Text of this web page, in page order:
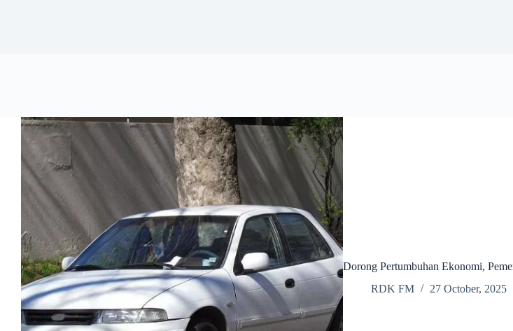
Dorong Pertumbuhan Ekonomi,
RDK FM
27 October, 2025